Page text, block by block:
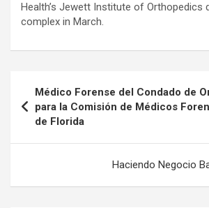
Health’s Jewett Institute of Orthopedics
complex in March.
t
a
Médico Forense del Condado de
para la Comisión de Médicos
de Florida
Haciendo Negocio